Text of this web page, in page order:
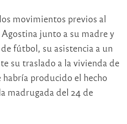
movimientos previos al
junto a su madre y
fútbol, su asistencia a un
su traslado a la vivienda de
producido el hecho
madrugada del 24 de